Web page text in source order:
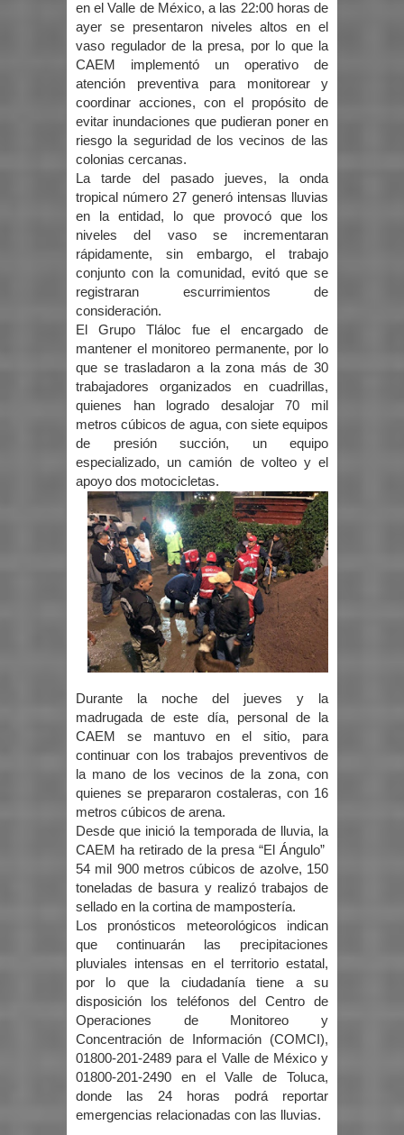
en el Valle de México, a las 22:00 horas de
ayer se presentaron niveles altos en el
vaso regulador de la presa, por lo que la
CAEM implementó un operativo de
atención preventiva para monitorear y
coordinar acciones, con el propósito de
evitar inundaciones que pudieran poner en
riesgo la seguridad de los vecinos de las
colonias cercanas.
La tarde del pasado jueves, la onda
tropical número 27 generó intensas lluvias
en la entidad, lo que provocó que los
niveles del vaso se incrementaran
rápidamente, sin embargo, el trabajo
conjunto con la comunidad, evitó que se
registraran escurrimientos de
consideración.
El Grupo Tláloc fue el encargado de
mantener el monitoreo permanente, por lo
que se trasladaron a la zona más de 30
trabajadores organizados en cuadrillas,
quienes han logrado desalojar 70 mil
metros cúbicos de agua, con siete equipos
de presión succión, un equipo
especializado, un camión de volteo y el
apoyo dos motocicletas.
Durante la noche del jueves y la
madrugada de este día, personal de la
CAEM se mantuvo en el sitio, para
continuar con los trabajos preventivos de
la mano de los vecinos de la zona, con
quienes se prepararon costaleras, con 16
metros cúbicos de arena.
Desde que inició la temporada de lluvia, la
CAEM ha retirado de la presa “El Ángulo”
54 mil 900 metros cúbicos de azolve, 150
toneladas de basura y realizó trabajos de
sellado en la cortina de mampostería.
Los pronósticos meteorológicos indican
que continuarán las precipitaciones
pluviales intensas en el territorio estatal,
por lo que la ciudadanía tiene a su
disposición los teléfonos del Centro de
Operaciones de Monitoreo y
Concentración de Información (COMCI),
01800-201-2489 para el Valle de México y
01800-201-2490 en el Valle de Toluca,
donde las 24 horas podrá reportar
emergencias relacionadas con las lluvias.